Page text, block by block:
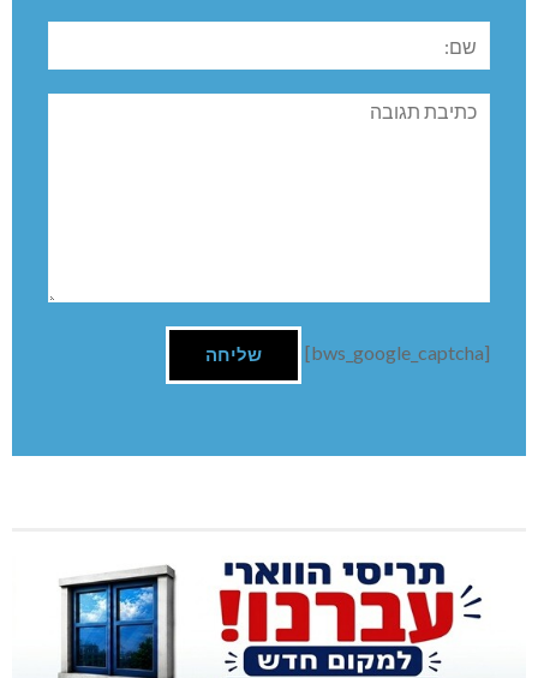
שם:
תגובה
[bws_google_captcha]